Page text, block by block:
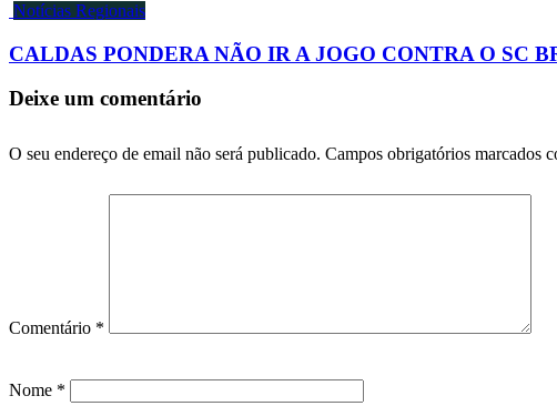
Notícias Regionais
CALDAS PONDERA NÃO IR A JOGO CONTRA O SC
Deixe um comentário
O seu endereço de email não será publicado. Campos obrigatórios marcados
Comentário *
Nome *